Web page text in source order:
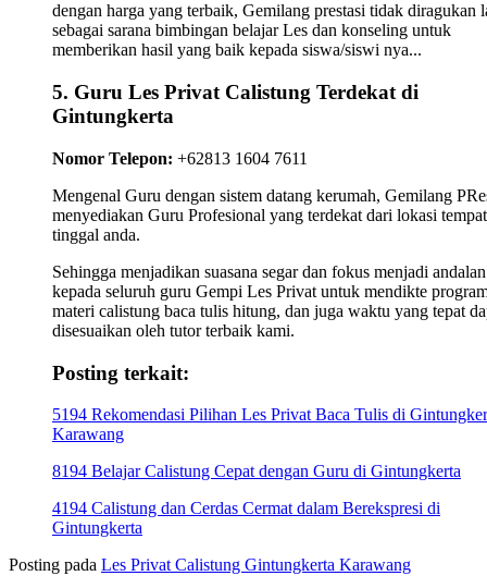
dengan harga yang terbaik, Gemilang prestasi tidak diragukan
sebagai sarana bimbingan belajar Les dan konseling untuk
memberikan hasil yang baik kepada siswa/siswi nya...
5. Guru Les Privat Calistung Terdekat di
Gintungkerta
Nomor Telepon: +62813 1604 7611
Mengenal Guru dengan sistem datang kerumah, Gemilang
menyediakan Guru Profesional yang terdekat dari lokasi tempat
tinggal anda.
Sehingga menjadikan suasana segar dan fokus menjadi andalan
kepada seluruh guru Gempi Les Privat untuk mendikte
materi calistung baca tulis hitung, dan juga waktu yang tepat
disesuaikan oleh tutor terbaik kami.
Posting terkait:
5194 Rekomendasi Pilihan Les Privat Baca Tulis di
Karawang
8194 Belajar Calistung Cepat dengan Guru di Gintungkerta
4194 Calistung dan Cerdas Cermat dalam Berekspresi di
Gintungkerta
Posting pada Les Privat Calistung Gintungkerta Karawang